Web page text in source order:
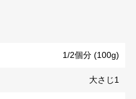
1/2個分 (100g)
大さじ1